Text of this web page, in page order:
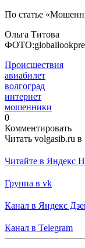
По статье
Ольга Титова
Происшествия
авиабилет
волгоград
интернет
мошенники
0
Комментировать
Читать volgasib.ru в
Читайте в Яндекс
Группа в vk
Канал в Яндекс
Канал в Telegram